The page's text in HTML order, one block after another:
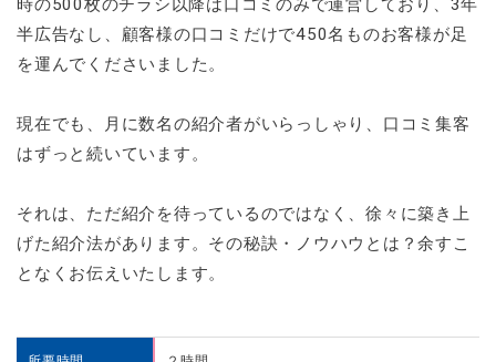
半広告なし、顧客様の口コミだけで450名ものお客様が足
を運んでくださいました。
現在でも、月に数名の紹介者がいらっしゃり、口コミ集客
はずっと続いています。
それは、ただ紹介を待っているのではなく、徐々に築き上
げた紹介法があります。その秘訣・ノウハウとは？余すこ
となくお伝えいたします。